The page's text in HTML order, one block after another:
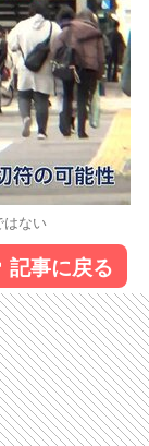
はない
記事に戻る